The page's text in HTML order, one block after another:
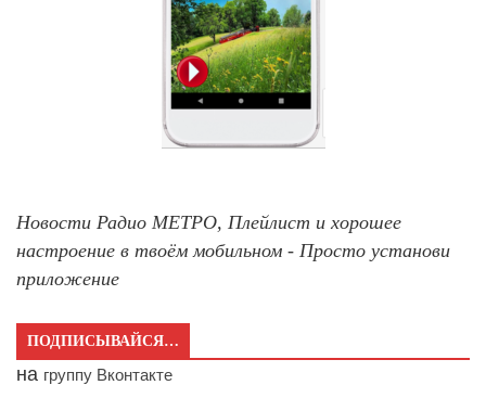
Новости Радио МЕТРО, Плейлист и хорошее
настроение в твоём мобильном - Просто установи
приложение
ПОДПИСЫВАЙСЯ…
на группу Вконтакте